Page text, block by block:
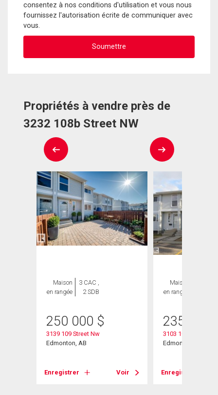
consentez à nos conditions d'utilisation et vous nous
fournissez l'autorisation écrite de communiquer avec
vous.
Propriétés à vendre près de
3232 108b Street NW
Maison
en rangée
3 CAC ,
2 SDB
250 000 $
3139 109 Street Nw
Edmonton, AB
Enregistrer Voir
Maison
en rangée
235 000
3103 109 Street
Edmonton, AB
Enregistrer